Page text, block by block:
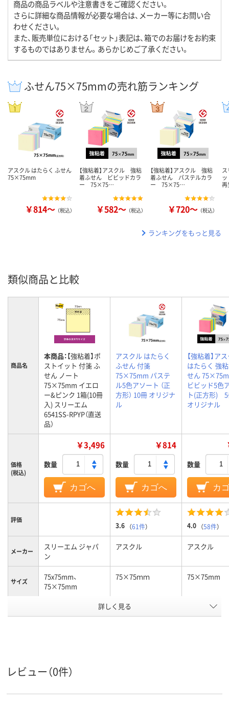
商品の商品ラベルや注意書きをご確認ください。
さらに詳細な商品情報が必要な場合は、メーカー等にお問い合
わせください。
また、販売単位における「セット」表記は、箱でのお届けをお約束
するものではありません。あらかじめご了承ください。
ふせん75×75mmの売れ筋ランキング
アスクル はたらく ふせん
75×75mm
￥814～ （税込）
【強粘着】アスクル 強粘
着ふせん ビビッドカラ
ー 75×75…
￥582～ （税込）
【強粘着】アスクル 強粘
着ふせん パステルカラ
ー 75×75…
￥720～ （税込）
ランキングをもっと見る
類似商品と比較
商品名
本商品：【強粘着】ポ
ストイット 付箋 ふ
せん ノート
75×75mm イエロ
ー&ピンク 1箱(10冊
入) スリーエム
6541SS-RPYP（直送
品）
アスクル はたらく
ふせん 付箋
75×75mm パステ
ル5色アソート （正
方形） 10冊 オリジナ
ル
【強粘着】ア
はたらく 強
せん
ビビッド5色
ト(正方形)
オリジナル
価格
(税込)
￥3,496
数量
カゴへ
￥814
数量
カゴへ
数量
カ
評価
3.6 （61件） 4.0 （58件）
メーカー
スリーエム ジャパ
ン
アスクル アスクル
サイズ
75x75mm、
75×75mm
75×75ｍｍ 75×75mm
イエロー系、ピンク
系
オレンジ系
粘着力 強粘着
種類 スタンダード スタンダード スタンダード
詳しく見る
レビュー（0件）